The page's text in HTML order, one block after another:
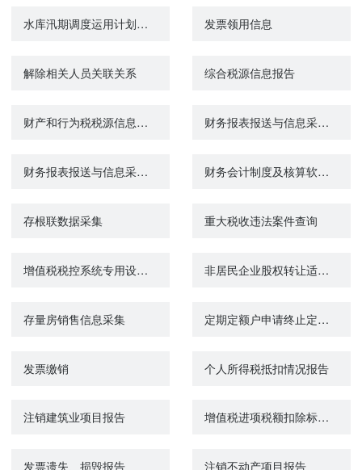
水库汛期调度运用计划审批 发票领用信息
解除相关人员关联关系 综合税源信息报告
财产和行为税税源信息报告 财务报表报送与信息采集（企业会计准则一般企业）
财务报表报送与信息采集（小企业会计准则） 财务会计制度及核算软件备案报告
存根联数据采集 重大税收违法案件查询
增值税税控系统专用设备变更发行 非居民企业股权转让适用特殊性税务处理的备案
存量房销售信息采集 定期定额户申请终止定期定额征收方式
发票缴销 个人所得税抵扣情况报告
注销建筑业项目报告 增值税进项税额扣除标准核定申请
发票遗失、损毁报告 注销不动产项目报告